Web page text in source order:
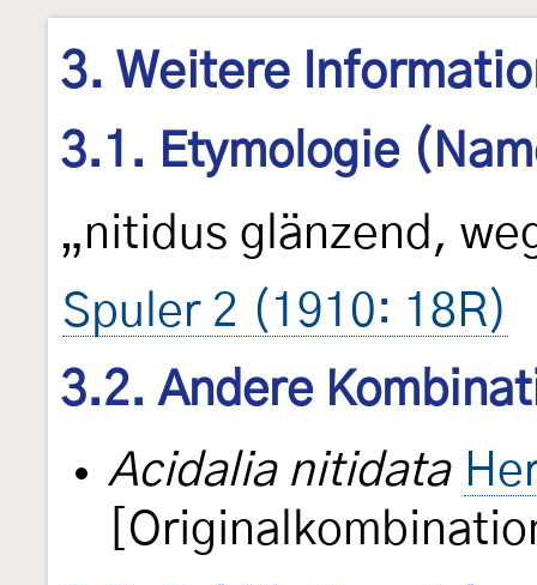
3. Weitere
3.1. Etymologie
„nitidus glänzend,
Spuler 2 (1910: 18R)
3.2. Andere
Acidalia nitidata